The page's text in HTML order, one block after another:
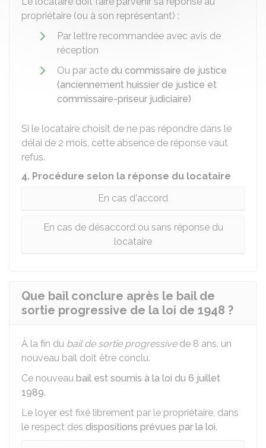
propriétaire (ou à son représentant) :
Par lettre recommandée avec avis de
réception
Ou par acte du commissaire de justice
(anciennement huissier de justice et
commissaire-priseur judiciaire)
Si le locataire choisit de ne pas répondre dans le
délai de 2 mois, cette absence de réponse vaut
refus.
4. Procédure selon la réponse du locataire
En cas d'accord
En cas de désaccord ou sans réponse du
locataire
Que bail conclure après le bail de
sortie progressive de la loi de 1948 ?
À la fin du bail de sortie progressivede 8 ans, un
nouveau bail doit être conclu.
Ce nouveau bail est soumis à la loi du 6 juillet
1989.
Le loyer est fixé librement par le propriétaire, dans
le respect des dispositions prévues par la loi.